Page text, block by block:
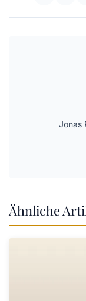
Jonas
Ähnliche